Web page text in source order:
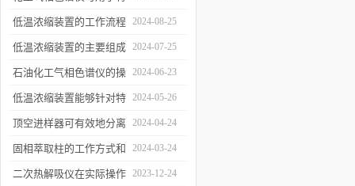
应用
样品引入色谱柱并推动分
离过程
低温浓缩装置的工作流程
及使用注意事项
2024-08-25
低温浓缩装置的主要组成
部分及具体工作流程分析
2024-07-25
石油化工气相色谱仪的操
作要点详细分析
2024-06-23
低温浓缩装置能够针对特
定的目标组分进行有效浓
缩
2024-05-26
顶空进样器可有效地分离
和富集样品中的挥发性成
分
2024-04-24
固相萃取柱的工作方式和
应用场景
2024-03-24
二次热解吸仪在实际操作 2023-12-24